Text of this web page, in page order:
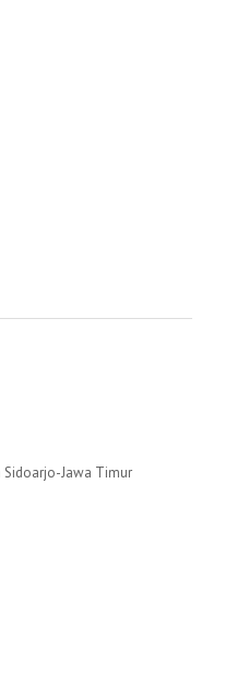
Sidoarjo-Jawa Timur